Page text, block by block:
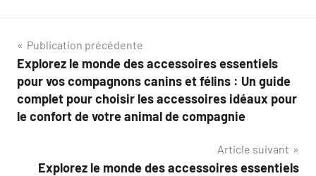
Navigation
de
l’article
Publication précédente
Explorez le monde des accessoires essentiels
pour vos compagnons canins et félins : Un guide
complet pour choisir les accessoires idéaux pour
le confort de votre animal de compagnie
Article suivant
Explorez le monde des accessoires essentiels